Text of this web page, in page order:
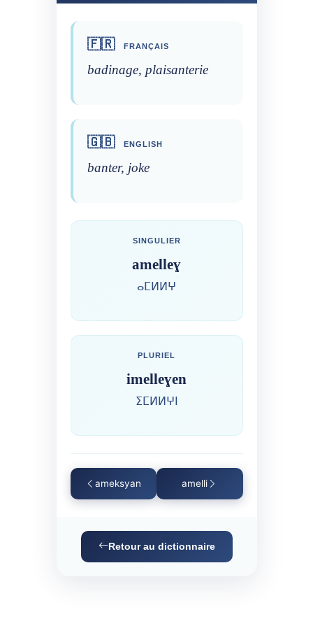
🇫🇷 FRANÇAIS
badinage, plaisanterie
🇬🇧 ENGLISH
banter, joke
SINGULIER
amelleɣ
ⴰⵎⵍⵍⵖ
PLURIEL
imelleɣen
ⵉⵎⵍⵍⵖⵏ
ameksyan amelli
Retour au dictionnaire